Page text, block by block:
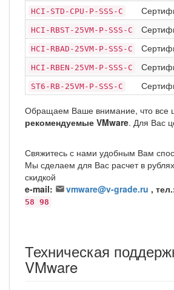
HCI-STD-CPU-P-SSS-C
HCI-RBST-25VM-P-SSS-C
HCI-RBAD-25VM-P-SSS-C
HCI-RBEN-25VM-P-SSS-C
ST6-RB-25VM-P-SSS-C
Обращаем Ваше внимание, что все
рекомендуемые VMware. Для Вас
Свяжитесь с нами удобным Вам
Мы сделаем для Вас расчет в
скидкой
e-mail:
vmware@v-grade.ru ,
58 98
Техническая
VMware